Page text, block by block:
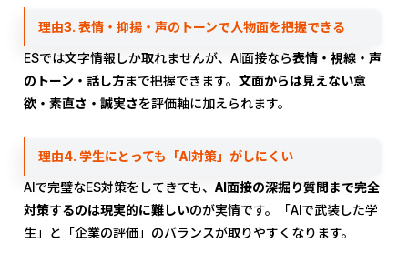
理由3. 表情・抑揚・声のトーンで人物面を把握できる
ESでは文字情報しか取れませんが、AI面接なら表情・視線・声
のトーン・話し方まで把握できます。 文面からは見えない意
欲・素直さ・誠実さを評価軸に加えられます。
理由4. 学生にとっても「AI対策」がしにくい
AIで完璧なES対策をしてきても、 AI面接の深掘り質問まで完全
対策するのは現実的に難しいのが実情です。「AIで武装した学
生」と「企業の評価」のバランスが取りやすくなります。